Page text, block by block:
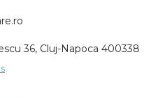
36, Cluj-Napoca 400338